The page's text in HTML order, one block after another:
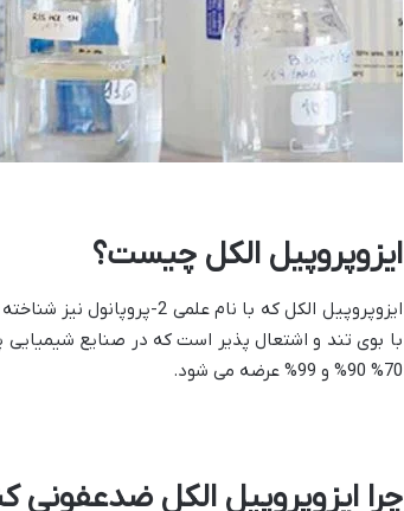
ایزوپروپیل الکل چیست؟
با بوی تند و اشتعال پذیر است که در صنایع شیمیایی
70% 90% و 99% عرضه می شود.
چرا ایزوپروپیل الکل ضدعفونی